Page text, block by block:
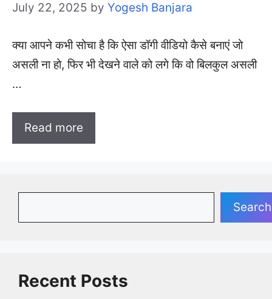
July 22, 2025 by Yogesh Banjara
क्या आपने कभी सोचा है कि ऐसा डॉगी वीडियो कैसे बनाएं जो
असली ना हो, फिर भी देखने वाले को लगे कि वो बिलकुल असली
…
Read more
Search
Recent Posts